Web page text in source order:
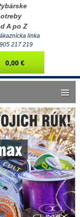
A po Z
linka
217 219
0,00 €